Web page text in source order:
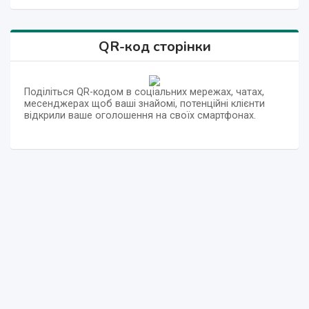
QR-код сторінки
Поділіться QR-кодом в соціальних мережах, чатах,
месенджерах щоб ваші знайомі, потенційні клієнти
відкрили ваше оголошення на своїх смартфонах.